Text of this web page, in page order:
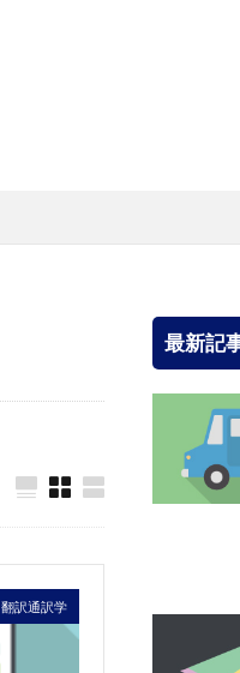
翻訳通訳学
最新記